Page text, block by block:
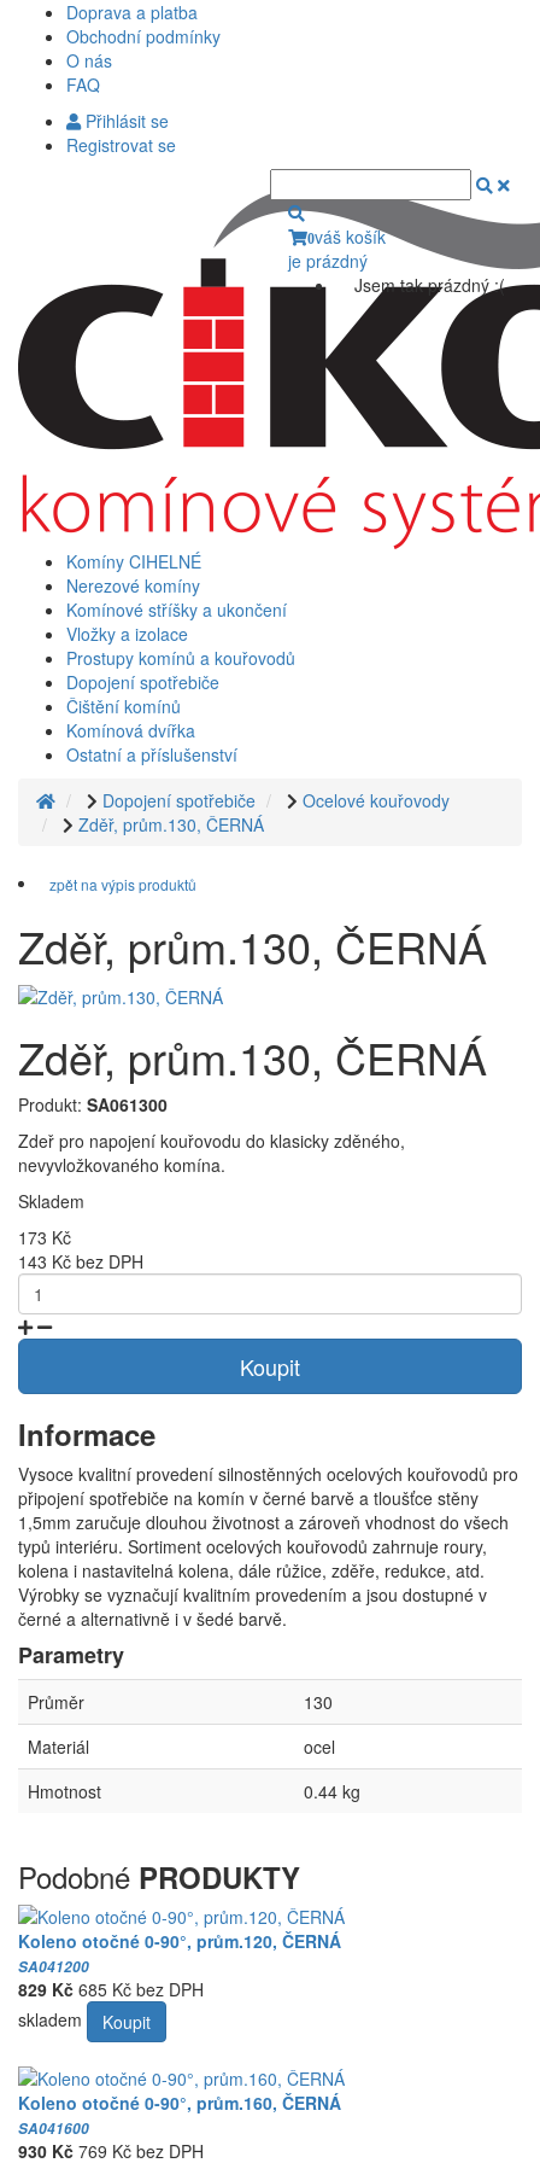
Doprava a platba
Obchodní podmínky
O nás
FAQ
Přihlásit se
Registrovat se
0váš košík
je prázdný
Jsem tak prázdný :(
Komíny CIHELNÉ
Nerezové komíny
Komínové stříšky a ukončení
Vložky a izolace
Prostupy komínů a kouřovodů
Dopojení spotřebiče
Čištění komínů
Komínová dvířka
Ostatní a příslušenství
Dopojení spotřebiče
Ocelové kouřovody
Zděř, prům.130, ČERNÁ
zpět na výpis produktů
Zděř, prům.130, ČERNÁ
Zděř, prům.130, ČERNÁ
Produkt: SA061300
Zdeř pro napojení kouřovodu do klasicky zděného,
nevyvložkovaného komína.
Skladem
173 Kč
143 Kč bez DPH
Koupit
Informace
Vysoce kvalitní provedení silnostěnných ocelových kouřovodů pro
připojení spotřebiče na komín v černé barvě a tloušťce stěny
1,5mm zaručuje dlouhou životnost a zároveň vhodnost do všech
typů interiéru. Sortiment ocelových kouřovodů zahrnuje roury,
kolena i nastavitelná kolena, dále růžice, zděře, redukce, atd.
Výrobky se vyznačují kvalitním provedením a jsou dostupné v
černé a alternativně i v šedé barvě.
Parametry
Průměr
130
Materiál
ocel
Hmotnost
0.44 kg
Podobné PRODUKTY
Koleno otočné 0-90°, prům.120, ČERNÁ
SA041200
829 Kč 685 Kč bez DPH
skladem
Koupit
Koleno otočné 0-90°, prům.160, ČERNÁ
SA041600
930 Kč 769 Kč bez DPH